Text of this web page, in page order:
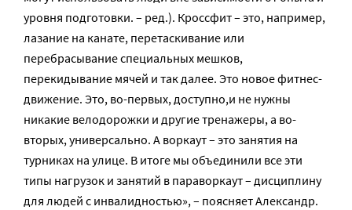
уровня подготовки. – ред.). Кроссфит – это, например,
лазание на канате, перетаскивание или
перебрасывание специальных мешков,
перекидывание мячей и так далее. Это новое фитнес-
движение. Это, во-первых, доступно,и не нужны
никакие велодорожки и другие тренажеры, а во-
вторых, универсально. А воркаут – это занятия на
турниках на улице. В итоге мы объединили все эти
типы нагрузок и занятий в параворкаут – дисциплину
для людей с инвалидностью», – поясняет Александр.